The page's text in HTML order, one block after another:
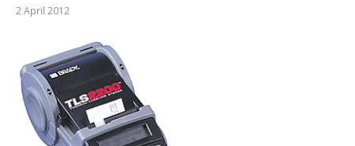
2 April 2012